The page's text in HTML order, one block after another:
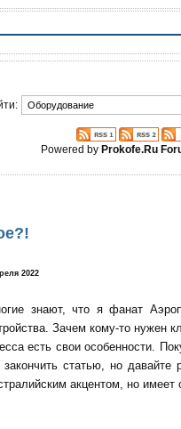
Powered byProkofe.Ru
2022
знают, что я фанат
Зачем кому-то нужен
есть свои особенности.
статью, но давайте
акцентом, но имеет